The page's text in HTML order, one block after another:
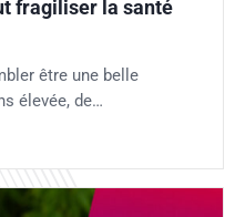
fragiliser la santé
être une belle
élevée, de…